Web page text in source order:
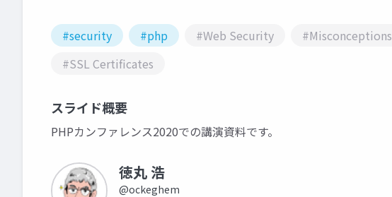
#security #php #Web Security #Misconceptions
#SSL Certificates
スライド概要
PHPカンファレンス2020での講演資料です。
徳丸 浩
@ockeghem